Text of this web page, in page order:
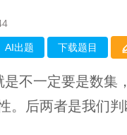
AI出题 下载题目
不一定要是数集
。后两者是我们